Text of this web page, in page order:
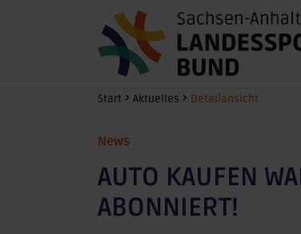
Zum Hauptinhalt springen
Sie sind hier:
Start Aktuelles Detailansicht
News
AUTO KAUFEN
ABONNIERT!